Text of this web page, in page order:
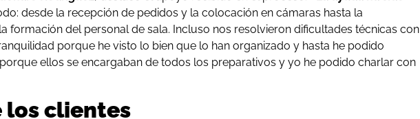
desde la recepción de pedidos y la colocación en cámaras hasta la
formación del personal de sala. Incluso nos resolvieron dificultades técnicas con
porque he visto lo bien que lo han organizado y hasta he podido
ellos se encargaban de todos los preparativos y yo he podido charlar con
los clientes